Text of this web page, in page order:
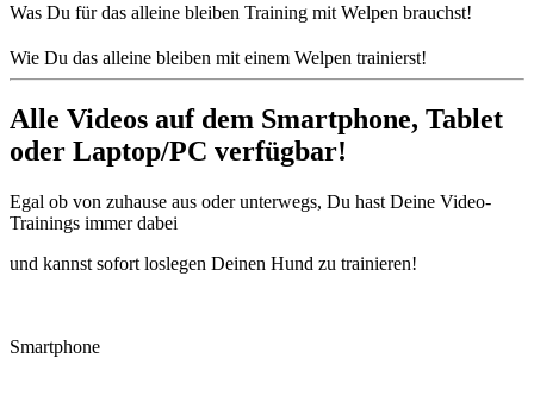
Was Du für das alleine bleiben Training mit Welpen brauchst!
Wie Du das alleine bleiben mit einem Welpen trainierst!
Alle Videos auf dem Smartphone, Tablet
oder Laptop/PC verfügbar!
Egal ob von zuhause aus oder unterwegs, Du hast Deine Video-
Trainings immer dabei
und kannst sofort loslegen Deinen Hund zu trainieren!
Smartphone